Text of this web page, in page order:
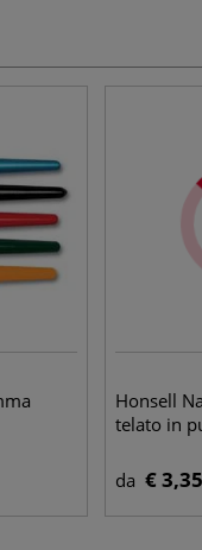
Honsell
telato in
da € 3,35